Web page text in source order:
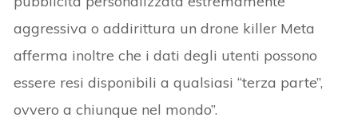
aggressiva o addirittura un drone killer Meta
afferma inoltre che i dati degli utenti possono
essere resi disponibili a qualsiasi “terza parte”,
ovvero a chiunque nel mondo”.